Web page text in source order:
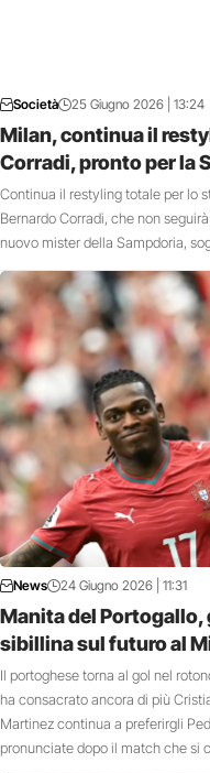
Società 25 Giugno 2026 | 13:24
Milan, continua il
Corradi, pronto per la
Continua il restyling totale per lo
Bernardo Corradi, che non
nuovo mister della Sampdoria,
News 24 Giugno 2026 | 11:31
Manita del Portogallo,
sibillina sul futuro al
Il portoghese torna al gol nel
ha consacrato ancora di più
Martinez continua a preferirgli
pronunciate dopo il match che si